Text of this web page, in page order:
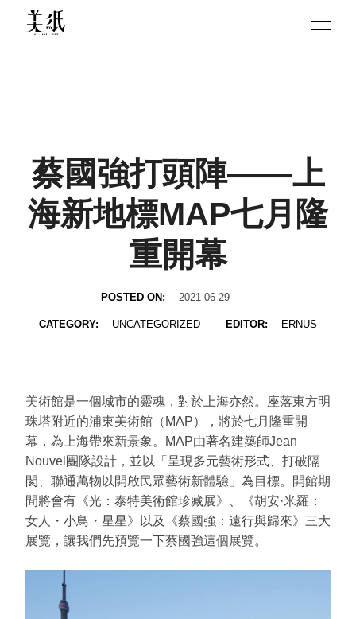
蔡國強打頭陣——上
海新地標MAP七月隆
重開幕
POSTED ON: 2021-06-29
CATEGORY: UNCATEGORIZED EDITOR: ERNUS
美術館是一個城市的靈魂，對於上海亦然。座落東方明
珠塔附近的浦東美術館（MAP），將於七月隆重開
幕，為上海帶來新景象。MAP由著名建築師Jean
Nouvel團隊設計，並以「呈現多元藝術形式、打破隔
閡、聯通萬物以開啟民眾藝術新體驗」為目標。開館期
間將會有《光：泰特美術館珍藏展》、《胡安·米羅：
女人・小鳥・星星》以及《蔡國強：遠行與歸來》三大
展覽，讓我們先預覽一下蔡國強這個展覽。